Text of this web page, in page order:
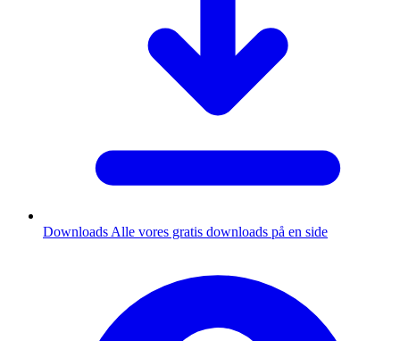
Downloads Alle vores gratis downloads på en side